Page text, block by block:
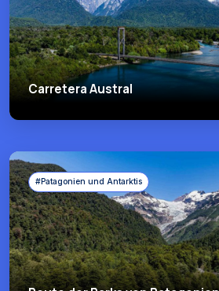
Carretera Austral
#Patagonien und Antarktis